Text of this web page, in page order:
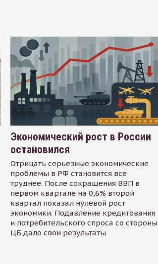
Экономический рост в России
остановился
Отрицать серьезные экономические
проблемы в РФ становится все
труднее. После сокращения ВВП в
первом квартале на 0,6% второй
квартал показал нулевой рост
экономики. Подавление кредитования
и потребительского спроса со стороны
ЦБ дало свои результаты